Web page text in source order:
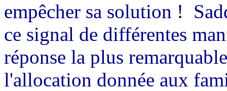
empêcher sa solution !
ce signal de différentes
réponse la plus
l'allocation donnée aux